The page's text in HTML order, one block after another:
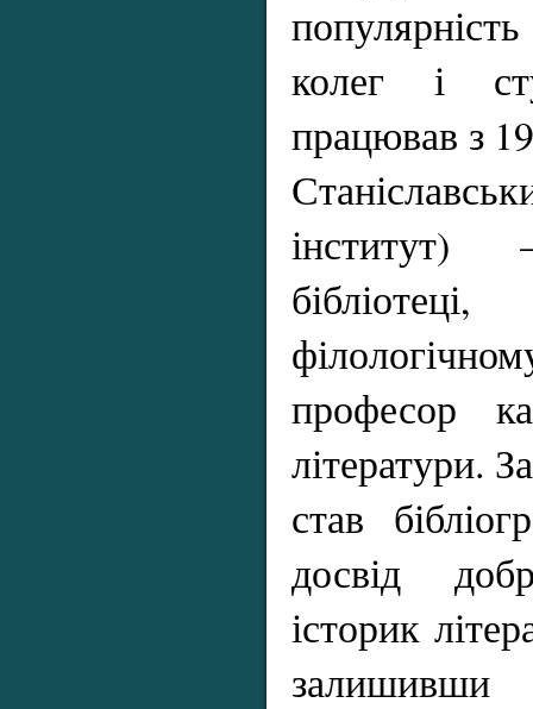
колег і
працював з
професор
літератури.
став
досвід
історик
залишивши